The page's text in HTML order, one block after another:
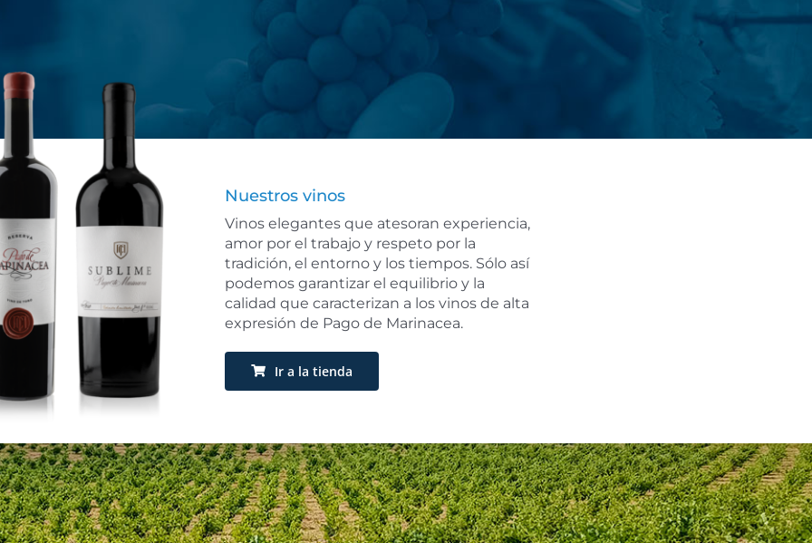
Nuestros vinos
Vinos elegantes que atesoran experiencia,
amor por el trabajo y respeto por la
tradición, el entorno y los tiempos. Sólo así
podemos garantizar el equilibrio y la
calidad que caracterizan a los vinos de alta
expresión de Pago de Marinacea.
Ir a la tienda